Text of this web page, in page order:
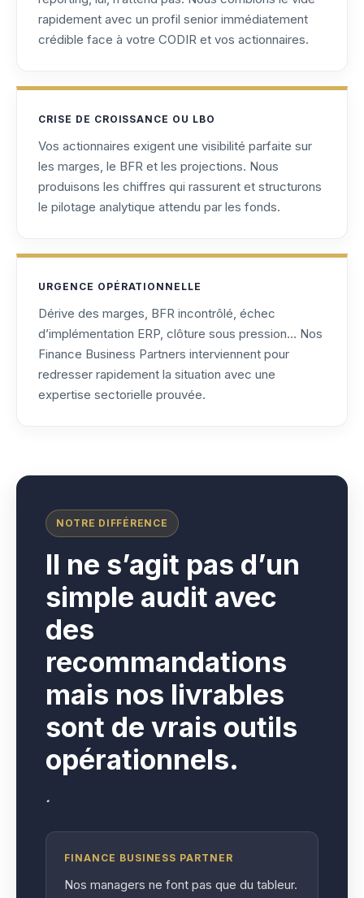
rapidement avec un profil senior immédiatement
crédible face à votre CODIR et vos actionnaires.
CRISE DE CROISSANCE OU LBO
Vos actionnaires exigent une visibilité parfaite sur
les marges, le BFR et les projections. Nous
produisons les chiffres qui rassurent et structurons
le pilotage analytique attendu par les fonds.
URGENCE OPÉRATIONNELLE
Dérive des marges, BFR incontrôlé, échec
d’implémentation ERP, clôture sous pression… Nos
Finance Business Partners interviennent pour
redresser rapidement la situation avec une
expertise sectorielle prouvée.
NOTRE DIFFÉRENCE
Il ne s’agit pas d’un
simple audit avec
des
recommandations
mais nos livrables
sont de vrais outils
opérationnels.
.
FINANCE BUSINESS PARTNER
Nos managers ne font pas que du tableur.